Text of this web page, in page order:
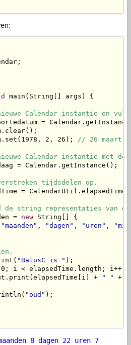
main(String[] args) {
Calendar instantie en vul
=
2, 26);
// 26 maart
Calendar instantie met
= Calendar.getInstance();
tijdsdelen op.
=
de string representaties van
=
new String[] {
"maanden" , "dagen" , "uren" ,
"BalusC is " );
i < elapsedTime.length; i++)
+
" "
+
"oud" );
8 dagen 22 uren 7